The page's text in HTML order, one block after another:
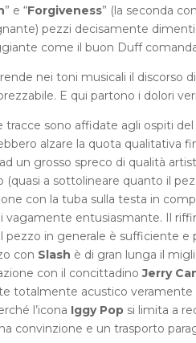
” e “Forgiveness” (la seconda
pezzi decisamente
come il buon Duff
nei toni musicali il discorso di
E qui partono i dolori
sono affidate agli ospiti del
alzare la quota qualitativa
un grosso spreco di qualità
(quasi a sottolineare quanto il
con la tuba sulla testa in
vagamente entusiasmante. Il
pezzo in generale è sufficiente e
con Slash è di gran lunga il
con il concittadinoJerry
totalmente acustico veramente
l’icona Iggy Popsi limita a
convinzione e un trasporto